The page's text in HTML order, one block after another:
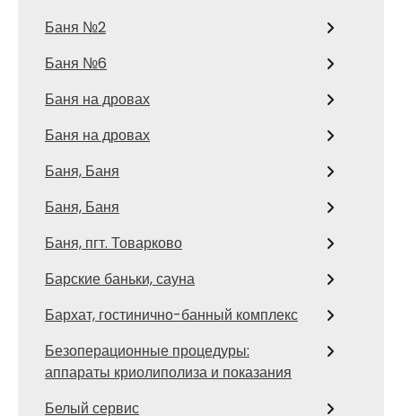
Баня №2
Баня №6
Баня на дровах
Баня на дровах
Баня, Баня
Баня, Баня
Баня, пгт. Товарково
Барские баньки, сауна
Бархат, гостинично-банный комплекс
Безоперационные процедуры:
аппараты криолиполиза и показания
Белый сервис